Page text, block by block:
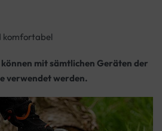
komfortabel
mit sämtlichen Geräten der
verwendet werden.